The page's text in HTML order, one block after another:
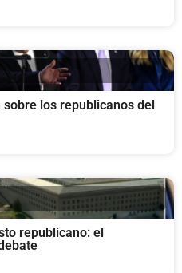
los republicanos del
republicano: el